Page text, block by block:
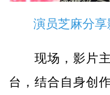
演员芝麻分
现场，影片主
台，结合自身创